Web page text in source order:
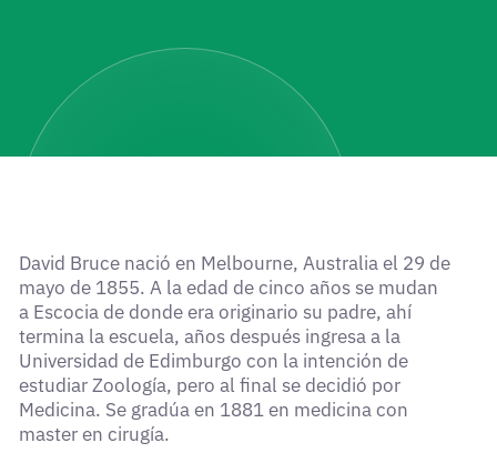
David Bruce nació en Melbourne, Australia el 29 de
mayo de 1855. A la edad de cinco años se mudan
a Escocia de donde era originario su padre, ahí
termina la escuela, años después ingresa a la
Universidad de Edimburgo con la intención de
estudiar Zoología, pero al final se decidió por
Medicina. Se gradúa en 1881 en medicina con
master en cirugía.